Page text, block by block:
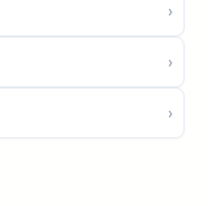
›
›
›